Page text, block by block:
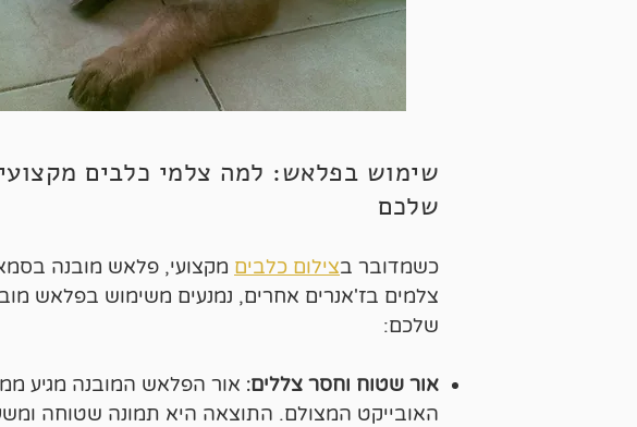
שימוש בפלאש: למה צלמי כלבים
שלכם
כשמדובר בצילום כלבים מקצועי, פלאש מובנה
צלמים בז'אנרים אחרים, נמנעים משימוש בפלאש
שלכם:
אור שטוח וחסר צללים: אור הפלאש המובנה מגיע
האובייקט המצולם. התוצאה היא תמונה שטוחה